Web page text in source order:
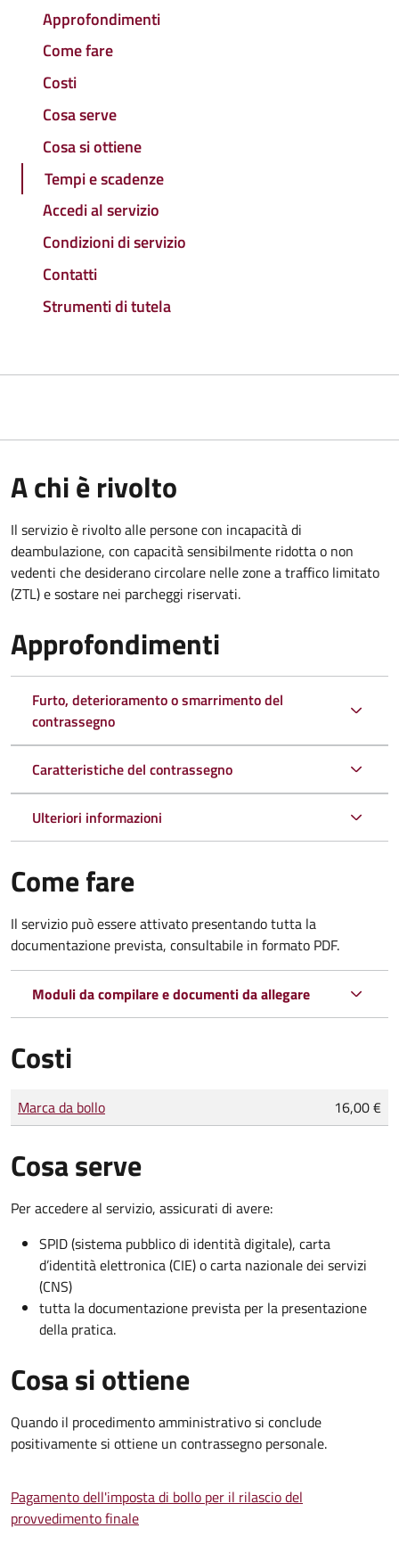
Approfondimenti
Come fare
Costi
Cosa serve
Cosa si ottiene
Tempi e scadenze
Accedi al servizio
Condizioni di servizio
Contatti
Strumenti di tutela
A chi è rivolto
Il servizio è rivolto alle persone con incapacità di
deambulazione, con capacità sensibilmente ridotta o non
vedenti che desiderano circolare nelle zone a traffico limitato
(ZTL) e sostare nei parcheggi riservati.
Approfondimenti
Furto, deterioramento o smarrimento del
contrassegno
Caratteristiche del contrassegno
Ulteriori informazioni
Come fare
Il servizio può essere attivato presentando tutta la
documentazione prevista, consultabile in formato PDF.
Moduli da compilare e documenti da allegare
Costi
Tipo di pagamento
Importo
Marca da bollo 16,00 €
Cosa serve
Per accedere al servizio, assicurati di avere:
SPID (sistema pubblico di identità digitale), carta
d’identità elettronica (CIE) o carta nazionale dei servizi
(CNS)
tutta la documentazione prevista per la presentazione
della pratica.
Cosa si ottiene
Quando il procedimento amministrativo si conclude
positivamente si ottiene un contrassegno personale.
Pagamento dell'imposta di bollo per il rilascio del
provvedimento finale